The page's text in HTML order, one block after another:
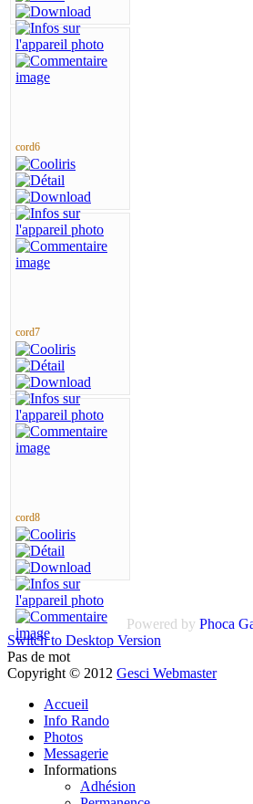
cord6
cord7
cord8
Powered by Phoca
Switch to Desktop Version
Pas de mot
Copyright © 2012 Gesci Webmaster
Accueil
Info Rando
Photos
Messagerie
Informations
Adhésion